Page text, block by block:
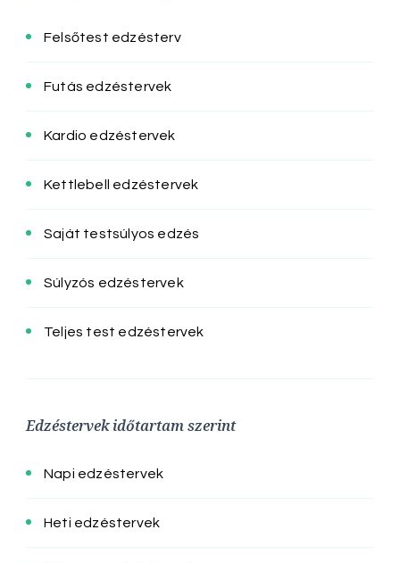
Felsőtest edzésterv
Futás edzéstervek
Kardio edzéstervek
Kettlebell edzéstervek
Saját testsúlyos edzés
Súlyzós edzéstervek
Teljes test edzéstervek
Edzéstervek időtartam szerint
Napi edzéstervek
Heti edzéstervek